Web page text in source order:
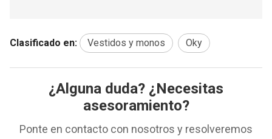
Clasificado en: Vestidos y monos Oky
¿Alguna duda? ¿Necesitas
asesoramiento?
Ponte en contacto con nosotros y resolveremos